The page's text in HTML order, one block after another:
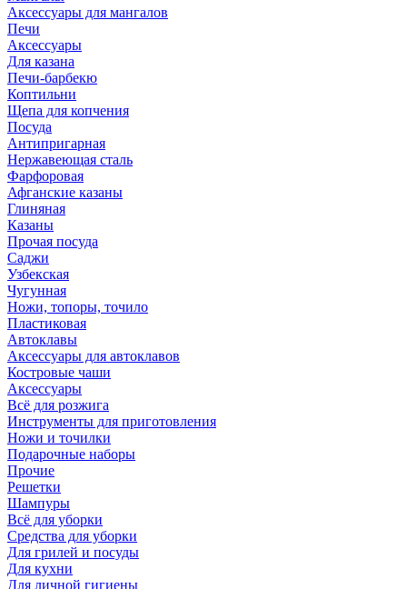
Аксессуары для мангалов
Печи
Аксессуары
Для казана
Печи-барбекю
Коптильни
Щепа для копчения
Посуда
Антипригарная
Нержавеющая сталь
Фарфоровая
Афганские казаны
Глиняная
Казаны
Прочая посуда
Саджи
Узбекская
Чугунная
Ножи, топоры, точило
Пластиковая
Автоклавы
Аксессуары для автоклавов
Костровые чаши
Аксессуары
Всё для розжига
Инструменты для приготовления
Ножи и точилки
Подарочные наборы
Прочие
Решетки
Шампуры
Всё для уборки
Средства для уборки
Для грилей и посуды
Для кухни
Для личной гигиены